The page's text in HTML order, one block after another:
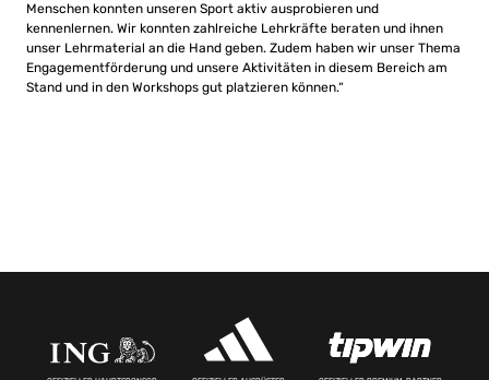
Menschen konnten unseren Sport aktiv ausprobieren und
kennenlernen. Wir konnten zahlreiche Lehrkräfte beraten und ihnen
unser Lehrmaterial an die Hand geben. Zudem haben wir unser Thema
Engagementförderung und unsere Aktivitäten in diesem Bereich am
Stand und in den Workshops gut platzieren können.“